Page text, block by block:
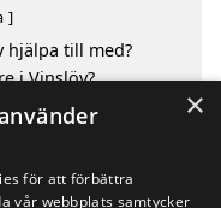
hjälpa till med?
i Vinslöv?
i Vinslöv
de omgivande
×
för att förbättra
vår webbplats samtycker